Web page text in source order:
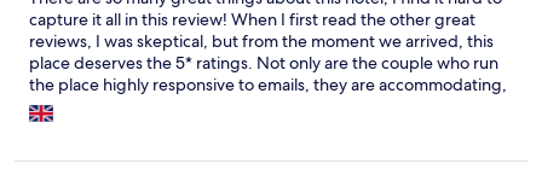
capture it all in this review! When I first read the other great
reviews, I was skeptical, but from the moment we arrived, this
place deserves the 5* ratings. Not only are the couple who run
the place highly responsive to emails, they are accommodating,
flexible, and always warm, friendly, helpful, and greet you as if
you were a old friend they have not seen for a long time. Their